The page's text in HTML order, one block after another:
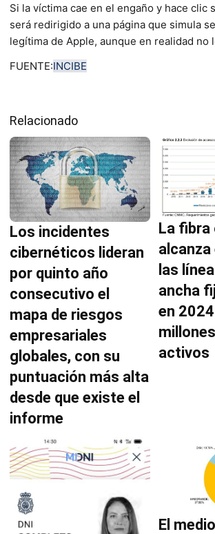
Si la víctima cae en el engaño y hace clic
será redirigido a una página que simula
legítima de Apple, aunque en realidad no
FUENTE:INCIBE
Relacionado
Los incidentes
cibernéticos lideran
por quinto año
consecutivo el
mapa de riesgos
empresariales
globales, con su
puntuación más alta
desde que existe el
informe
La fibra
alcanza
las
ancha
en
activos
El